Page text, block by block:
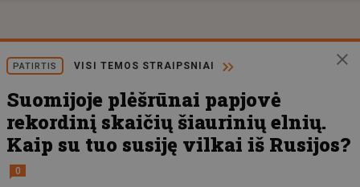
PATIRTIS VISI TEMOS STRAIPSNIAI
Suomijoje plėšrūnai papjovė
rekordinį skaičių šiaurinių elnių.
Kaip su tuo susiję vilkai iš Rusijos?
0